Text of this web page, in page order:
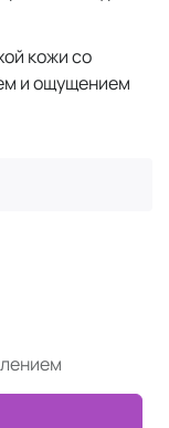
кожи со
и ощущением